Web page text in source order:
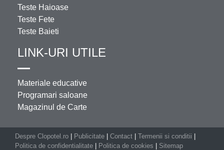
Teste Haioase
Teste Fete
Teste Baieti
LINK-URI UTILE
Materiale educative
Programari saloane
Magazinul de Carte
Despre Clopotel.ro Publicitate Contact Termenii si conditii
Politica de confidentialitate
Politica de cookies Sitemap